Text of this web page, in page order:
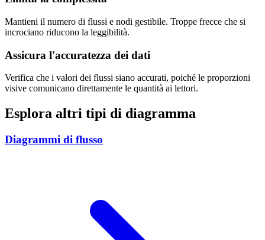
Mantieni il numero di flussi e nodi gestibile. Troppe frecce che si
incrociano riducono la leggibilità.
Assicura l'accuratezza dei dati
Verifica che i valori dei flussi siano accurati, poiché le proporzioni
visive comunicano direttamente le quantità ai lettori.
Esplora altri tipi di diagramma
Diagrammi di flusso